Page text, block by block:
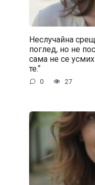
Неслучайна
поглед, но не
сама не се
те.“
0 27